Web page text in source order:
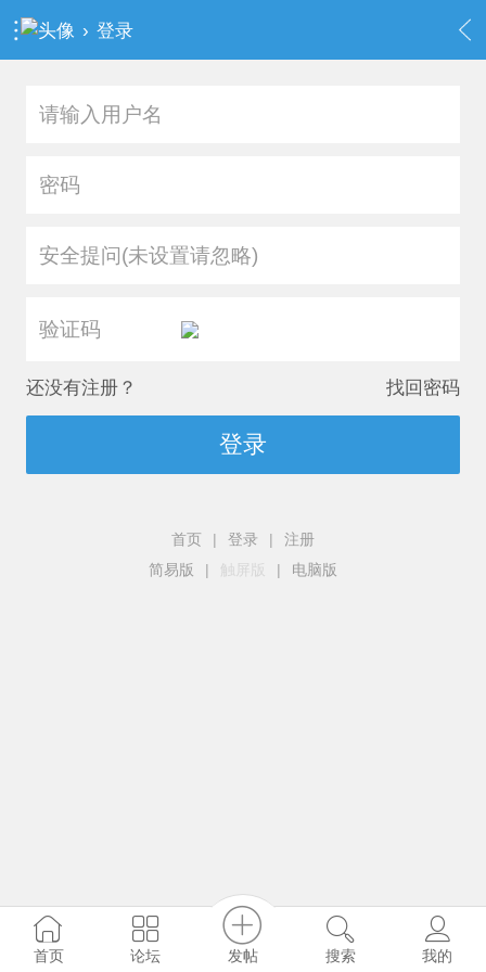
› 登录
安全提问(未设置请忽略)
还没有注册？ 找回密码
登录
首页 | 登录 |
注册
简易版
| 触屏版 | 电脑版
首页 论坛 发帖 搜索 我的